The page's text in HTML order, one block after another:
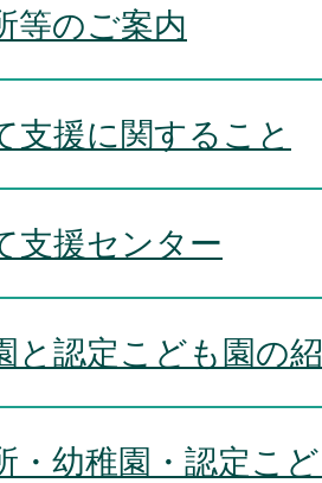
等のご案内
支援に関すること
支援センター
と認定こども園の
・幼稚園・認定こ